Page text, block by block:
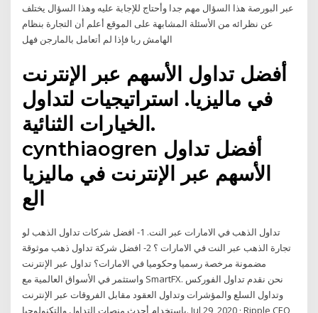
عبر البورصة هذا السؤال مهم جدا وأحتاج للإجابة عليه وهذا السؤال يختلف
عن نظرائه من الأسئلة المشابهة على الموقع أعلم أن التجارة بنظام
الهامش ربا فإذا لم أتعامل بالمارجن فهل
أفضل تداول الأسهم عبر الإنترنت
في ماليزيا. استراتيجيات لتداول
الخيارات الثنائية.
cynthiaogren أفضل تداول
الأسهم عبر الإنترنت في ماليزيا
الع
تداول الذهب في الامارات عبر النت. 1- افضل شركات تداول الذهب لو
تجارة الذهب عبر النت في الامارات ؟ 2- افضل شركة تداول ذهب موثوقة
مضمونة مرخصة رسميا وحكوميا في الامارات؟ تداول عبر الإنترنت
واستثمر في الأسواق العالمية مع SmartFX. نحن نقدم تداول الفوركس
وتداول السلع والمؤشرات وتداول العقود مقابل الفروقات عبر الإنترنت
باستخدام أحدث منصات التداول والتكنولوجيا. Jul 29, 2020 · Ripple CEO